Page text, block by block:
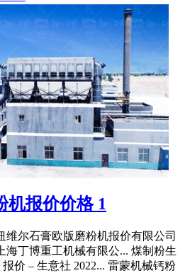
机报价价格 1
维尔石膏欧版磨粉机报价有限公司
海丁博重工机械有限公... 煤制粉生
价 – 生意社 2022... 雷蒙机械钙粉